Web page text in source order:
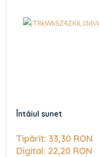
Întâiul sunet
Tipărit: 33,30 RON
Digital: 22,20 RON